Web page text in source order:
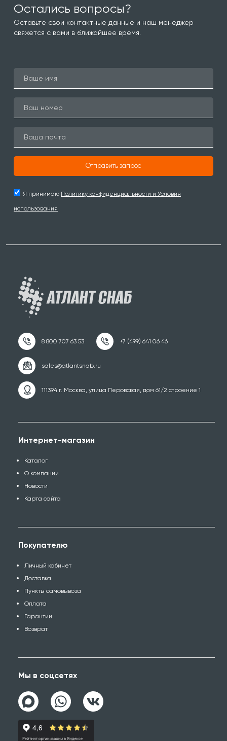
Остались вопросы?
Оставьте свои контактные данные и наш менеджер
свяжется с вами в ближайшее время.
Отправить запрос
Я принимаю Политику конфиденциальности и Условия
использования
111394 г. Москва, улица Перовская, дом 61/2 строение 1
Интернет-магазин
Каталог
О компании
Новости
Карта сайта
Покупателю
Личный кабинет
Доставка
Пункты самовывоза
Оплата
Гарантии
Возврат
Мы в соцсетях